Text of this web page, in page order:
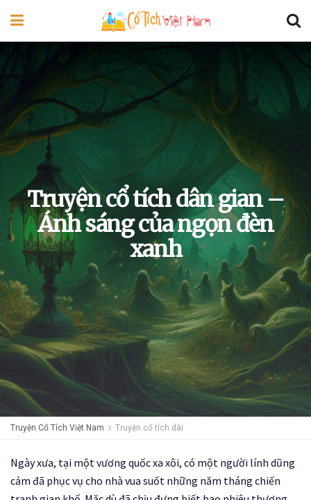
Truyện cổ tích dân gian –
Ánh sáng của ngọn đèn
xanh
Truyện Cổ Tích Việt Nam Truyện cổ tích dài
Ngày xưa, tại một vương quốc xa xôi, có một người lính dũng
cảm đã phục vụ cho nhà vua suốt những năm tháng chiến